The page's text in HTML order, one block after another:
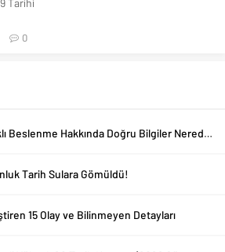
Tarihi
0
Hakkında Doğru Bilgiler Nerede Bulunur?
Tarih Sulara Gömüldü!
15 Olay ve Bilinmeyen Detayları